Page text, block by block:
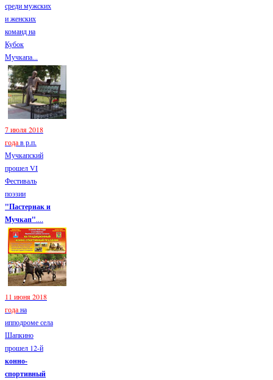
среди мужских
и женских
команд на
Кубок
Мучкапа...
7 июля 2018
годав р.п.
Мучкапский
прошел VI
Фестиваль
поэзии
"Пастернак и
Мучкап"....
11 июня 2018
годана
ипподроме села
Шапкино
прошел 12-й
конно-
спортивный